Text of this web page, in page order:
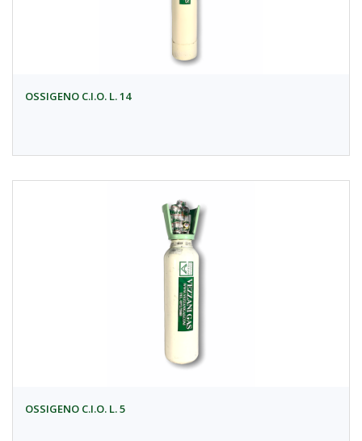
OSSIGENO C.I.O. L. 14
OSSIGENO C.I.O. L. 5